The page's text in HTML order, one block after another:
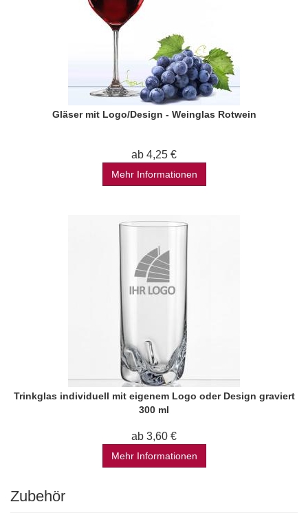
Gläser mit Logo/Design - Weinglas Rotwein
ab 4,25 €
Mehr Informationen
Trinkglas individuell mit eigenem Logo oder Design graviert
300 ml
ab 3,60 €
Mehr Informationen
Zubehör